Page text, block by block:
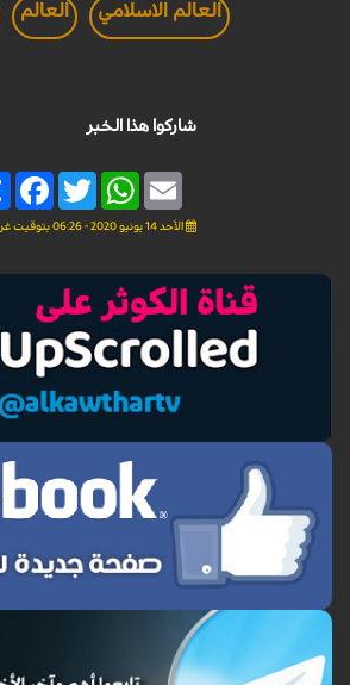
العالم الاسلامي العالم
شاركوا هذا الخبر
Twitter
WhatsAppEmail
الأحد 14 يونيو 2020 - 06:26 بتوقيت غرينتش